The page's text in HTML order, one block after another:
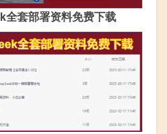
全套部署资料免费下载